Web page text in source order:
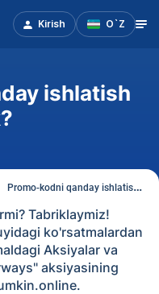
Kirish O`Z
ishlatish
Promo-kodni qanday ishlatish kerak?
Tabriklaymiz!
ko'rsatmalardan
Aksiyalar va
aksiyasining